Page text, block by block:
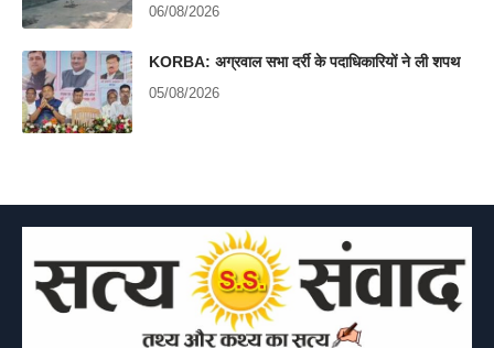
06/08/2026
KORBA: अग्रवाल सभा दर्री के पदाधिकारियों ने ली शपथ
05/08/2026